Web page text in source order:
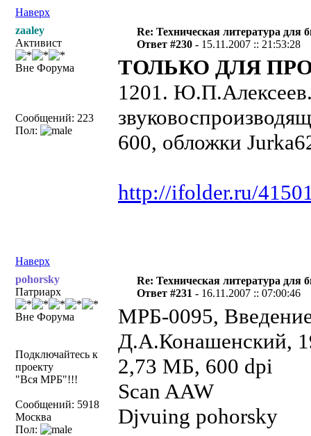
Наверх
zaaley
Активист
Вне Форума
Сообщений: 223
Пол:
Re: Техническая литература для
Ответ #230 - 15.11.2007 :: 21:53:28
ТОЛЬКО ДЛЯ
1201.
600, обложки
http://ifolder.ru/
Наверх
pohorsky
Патриарх
Вне Форума
Подключайтесь к
проекту
"Вся МРБ"!!!
Сообщений: 5918
Москва
Пол:
Re: Техническая литература для
Ответ #231 - 16.11.2007 :: 07:00:46
МРБ-0095, Введение
Д.А.Конашенский,
2,73 МБ, 600 dpi
Scan AAW
Djvuing pohorsky